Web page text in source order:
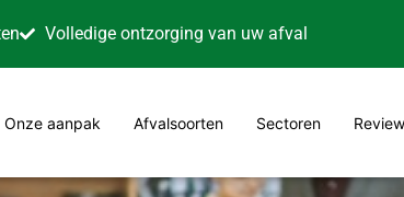
Volledige ontzorging van uw afval
Onze aanpak Afvalsoorten Sectoren